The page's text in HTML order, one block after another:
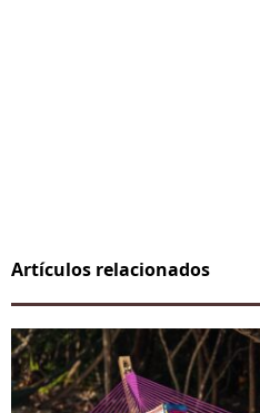
Artículos relacionados